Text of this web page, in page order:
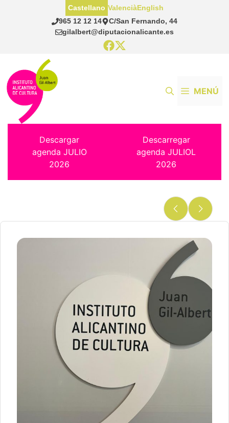
965 12 12 14
C/San Fernando, 44
gilalbert@diputacionalicante.es
Castellano ValenciàEnglish
MENÚ
Descargar
agenda JULIO
2026
Descarregar
agenda JULIOL
2026